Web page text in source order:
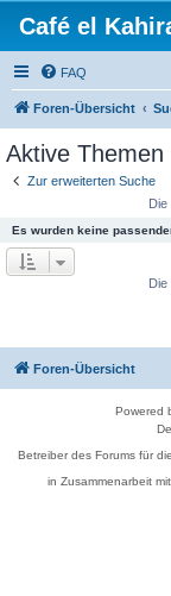
Café el
FAQ
Foren-Übersicht
Aktive Themen
Zur erweiterten Suche
Die
Es wurden keine
Die
Foren-Übersicht
Powered
Betreiber des Forums für
in Zusammenarbeit